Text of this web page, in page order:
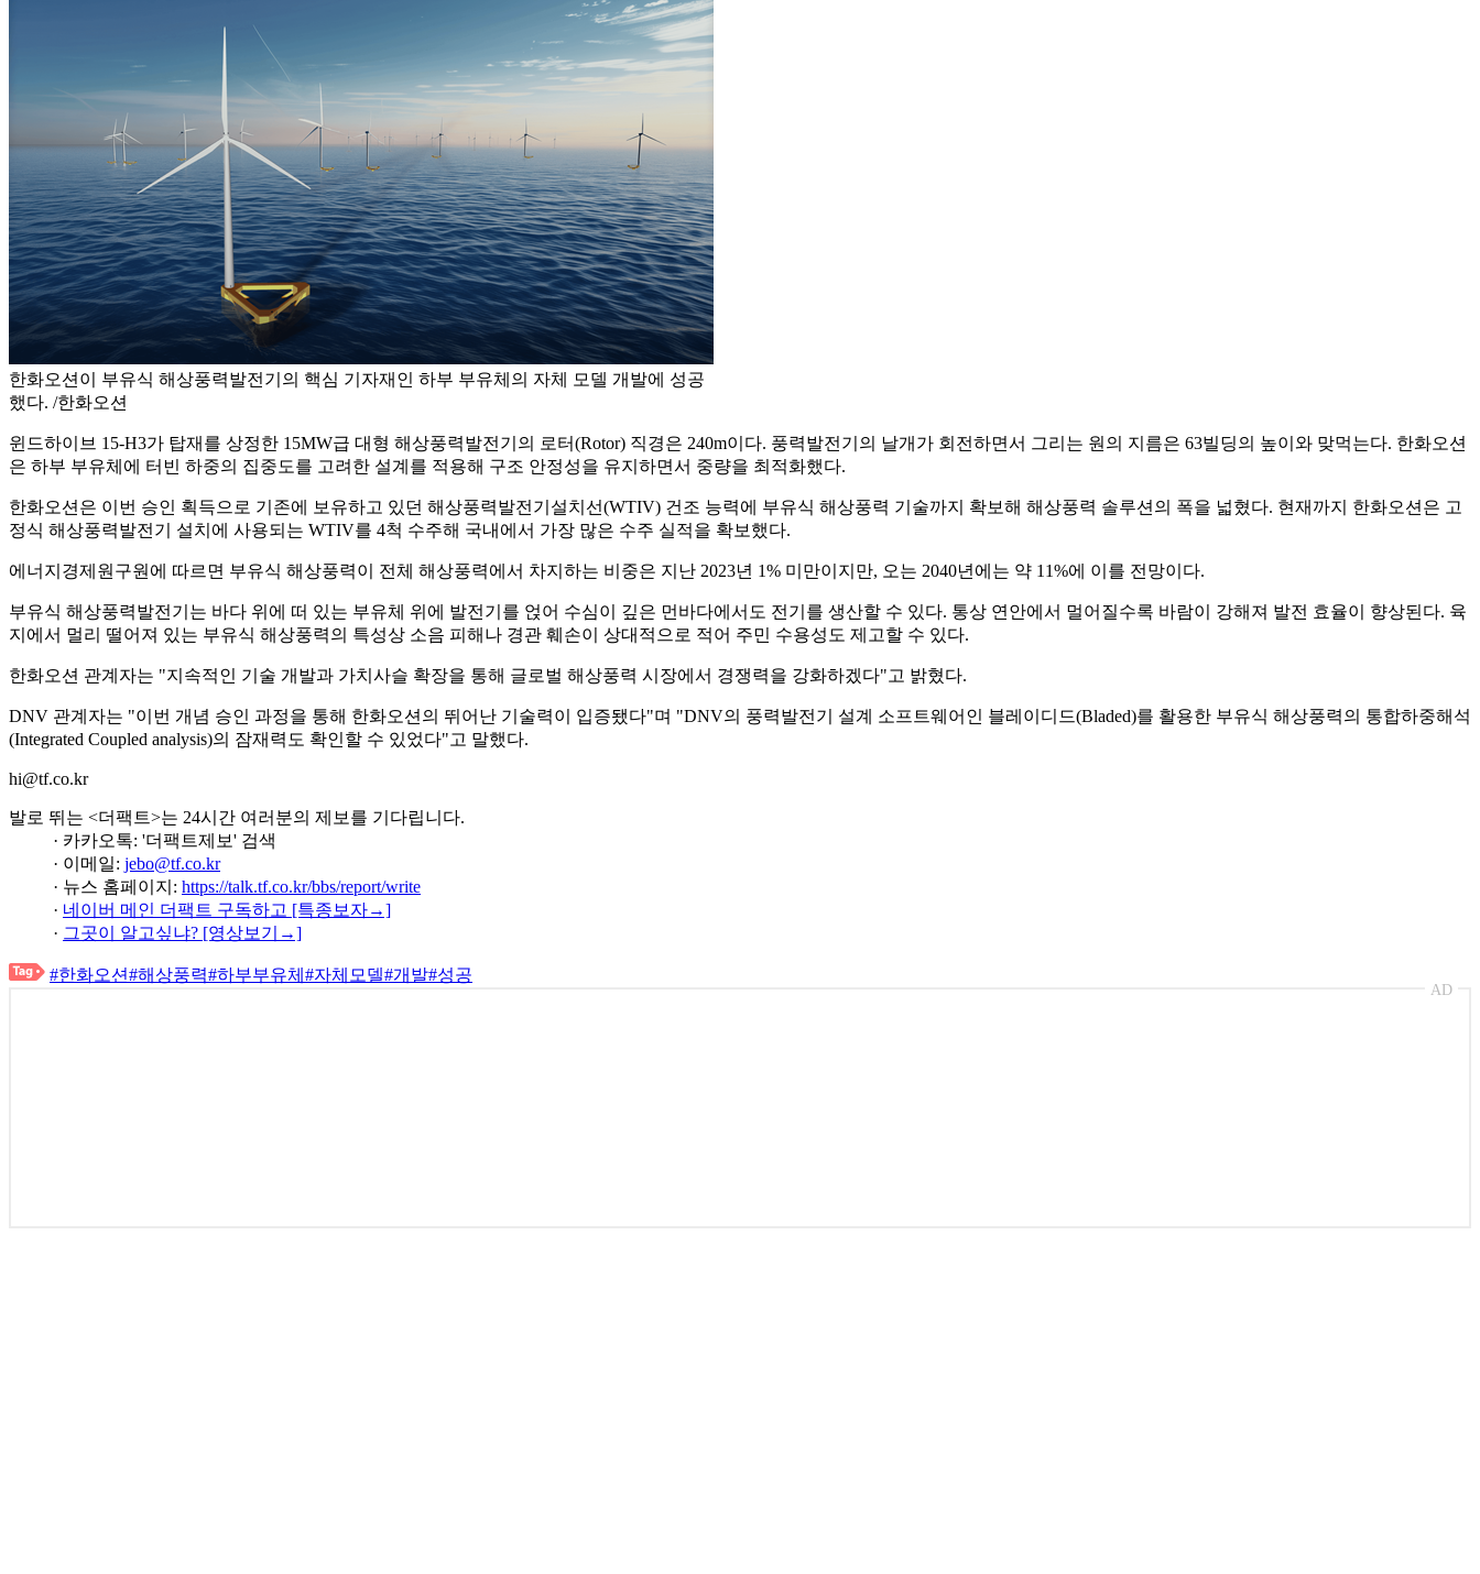
한화오션이 부유식 해상풍력발전기의 핵심 기자재인 하부 부유체의 자체 모델 개발에 성공
했다. /한화오션
윈드하이브 15-H3가 탑재를 상정한 15MW급 대형 해상풍력발전기의 로터(Rotor) 직경은 240m이다. 풍력발전기의 날개가 회전하면서 그리는 원의 지름은 63빌딩의 높이와 맞먹는다. 한화오션
은 하부 부유체에 터빈 하중의 집중도를 고려한 설계를 적용해 구조 안정성을 유지하면서 중량을 최적화했다.
한화오션은 이번 승인 획득으로 기존에 보유하고 있던 해상풍력발전기설치선(WTIV) 건조 능력에 부유식 해상풍력 기술까지 확보해 해상풍력 솔루션의 폭을 넓혔다. 현재까지 한화오션은 고
정식 해상풍력발전기 설치에 사용되는 WTIV를 4척 수주해 국내에서 가장 많은 수주 실적을 확보했다.
에너지경제원구원에 따르면 부유식 해상풍력이 전체 해상풍력에서 차지하는 비중은 지난 2023년 1% 미만이지만, 오는 2040년에는 약 11%에 이를 전망이다.
부유식 해상풍력발전기는 바다 위에 떠 있는 부유체 위에 발전기를 얹어 수심이 깊은 먼바다에서도 전기를 생산할 수 있다. 통상 연안에서 멀어질수록 바람이 강해져 발전 효율이 향상된다. 육
지에서 멀리 떨어져 있는 부유식 해상풍력의 특성상 소음 피해나 경관 훼손이 상대적으로 적어 주민 수용성도 제고할 수 있다.
한화오션 관계자는 "지속적인 기술 개발과 가치사슬 확장을 통해 글로벌 해상풍력 시장에서 경쟁력을 강화하겠다"고 밝혔다.
DNV 관계자는 "이번 개념 승인 과정을 통해 한화오션의 뛰어난 기술력이 입증됐다"며 "DNV의 풍력발전기 설계 소프트웨어인 블레이디드(Bladed)를 활용한 부유식 해상풍력의 통합하중해석
(Integrated Coupled analysis)의 잠재력도 확인할 수 있었다"고 말했다.
hi@tf.co.kr
발로 뛰는 <더팩트>는 24시간 여러분의 제보를 기다립니다.
· 카카오톡: '더팩트제보' 검색
· 이메일: jebo@tf.co.kr
· 뉴스 홈페이지: https://talk.tf.co.kr/bbs/report/write
· 네이버 메인 더팩트 구독하고 [특종보자→]
· 그곳이 알고싶냐? [영상보기→]
#한화오션#해상풍력#하부부유체 #자체모델#개발#성공
AD